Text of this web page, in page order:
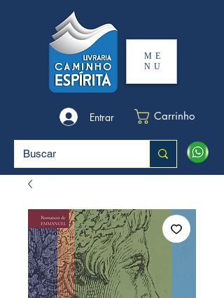
ME
NU
Entrar Carrinho